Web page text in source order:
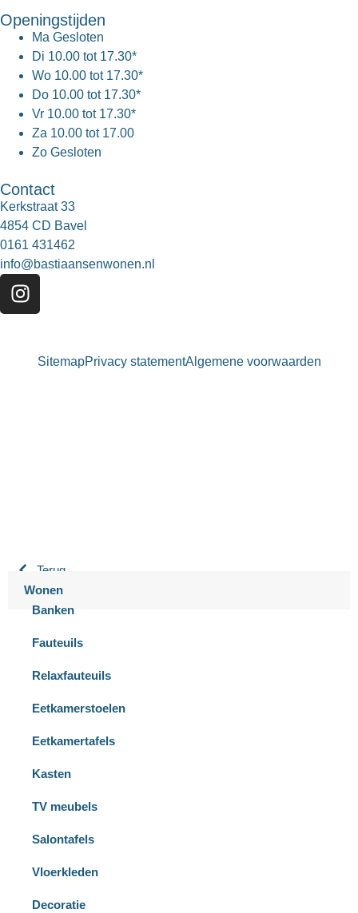
Openingstijden
Ma Gesloten
Di 10.00 tot 17.30*
Wo 10.00 tot 17.30*
Do 10.00 tot 17.30*
Vr 10.00 tot 17.30*
Za 10.00 tot 17.00
Zo Gesloten
Contact
Kerkstraat 33
4854 CD Bavel
0161 431462
info@bastiaansenwonen.nl
SitemapPrivacy statementAlgemene voorwaarden
Terug
Wonen
Banken
Fauteuils
Relaxfauteuils
Eetkamerstoelen
Eetkamertafels
Kasten
TV meubels
Salontafels
Vloerkleden
Decoratie